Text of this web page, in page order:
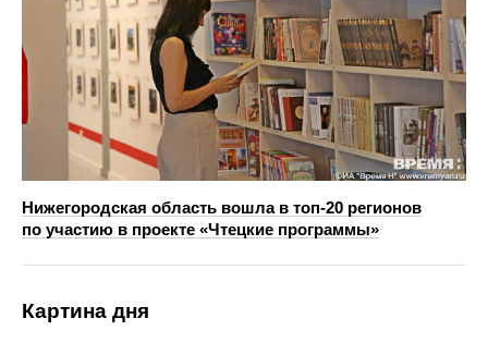
Нижегородская область вошла в топ-20 регионов
по участию в проекте «Чтецкие программы»
Картина дня